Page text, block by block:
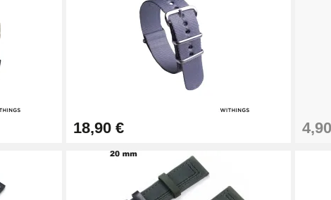
(pince trou)
Bracelet de Montre
18,90 €